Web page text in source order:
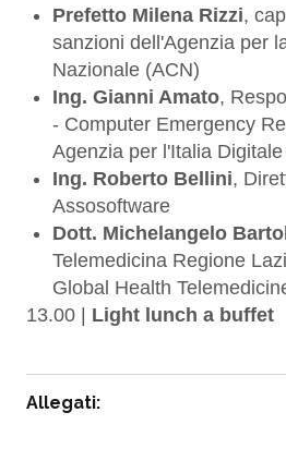
Prefetto Milena Rizzi,
sanzioni dell'Agenzia per
Nazionale (ACN)
Ing. Gianni Amato,
- Computer Emergency
Agenzia per l'Italia
Ing. Roberto Bellini,
Assosoftware
Dott. Michelangelo
Telemedicina Regione
Global Health
13.00 | Light lunch a buffet
Allegati: